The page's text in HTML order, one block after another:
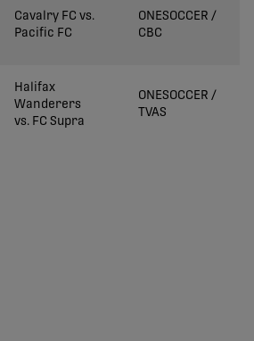
Cavalry FC vs.
Pacific FC
ONESOCCER /
CBC
Halifax
Wanderers
vs. FC Supra
ONESOCCER /
TVAS